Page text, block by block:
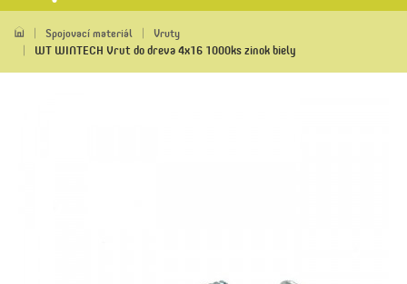
Spojovací materiál Vruty
WT WINTECH Vrut do dreva 4x16 1000ks zinok biely